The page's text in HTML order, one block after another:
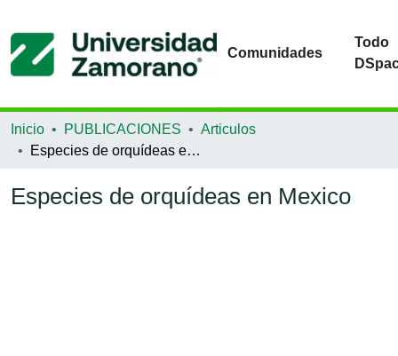
Comunidades
Todo
Inicio PUBLICACIONES
Articulos
Especies de orquídeas en Mexico
Especies de orquídeas en Mexico